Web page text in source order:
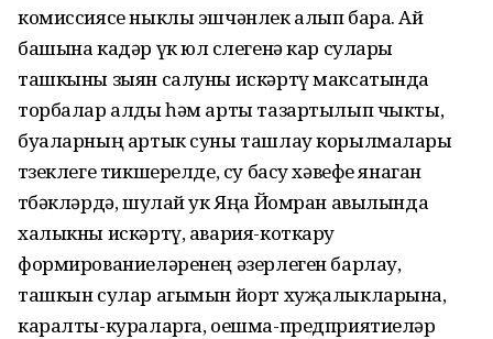
комиссиясе ныклы эшчәнлек алып бара. Ай
башына кадәр үк юл өслегенә кар сулары
ташкыны зыян салуны искәртү максатында
торбалар алды һәм арты тазартылып чыкты,
буаларның артык суны ташлау корылмалары
төзеклеге тикшерелде, су басу хәвефе янаган
төбәкләрдә, шулай ук Яңа Йомран авылында
халыкны искәртү, авария-коткару
формированиеләренең әзерлеген барлау,
ташкын сулар агымын йорт хуҗалыкларына,
каралты-кураларга, оешма-предприятиеләр